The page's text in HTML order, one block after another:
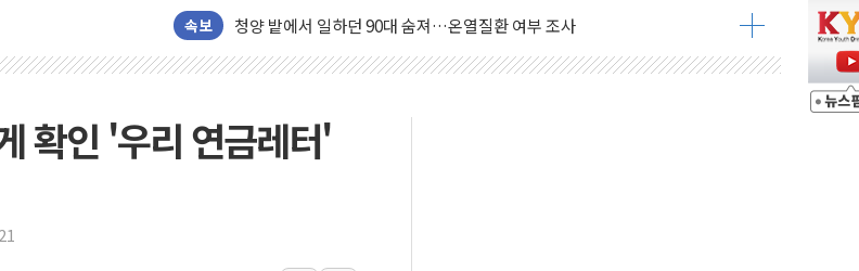
속보
폭염에 車 운전면허 기능시험 오전 집중 편성…체감온도 38도 넘으면 중단
李대통령, 'ISA·주가누르기 방지법' 전면 재검토 지시
주말 무더위·열대야 지속…내륙 곳곳 소나기
오세훈 "용산공원 주택 검토, 민주당 스스로 원칙 뒤집는 것"
확인 '우리 연금레터'